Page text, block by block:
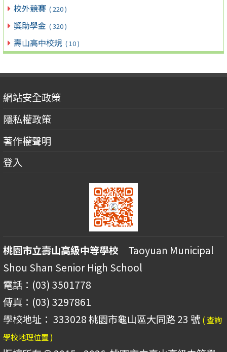
校外競賽 ( 220 )
獎助學金 ( 320 )
壽山高中校規 ( 10 )
網站安全政策
隱私權政策
著作權聲明
登入
桃園市立壽山高級中等學校 Taoyuan Municipal
Shou Shan Senior High School
電話：(03) 3501778
傳真：(03) 3297861
學校地址： 333028 桃園市龜山區大同路 23 號 ( 查詢
學校地理位置 )